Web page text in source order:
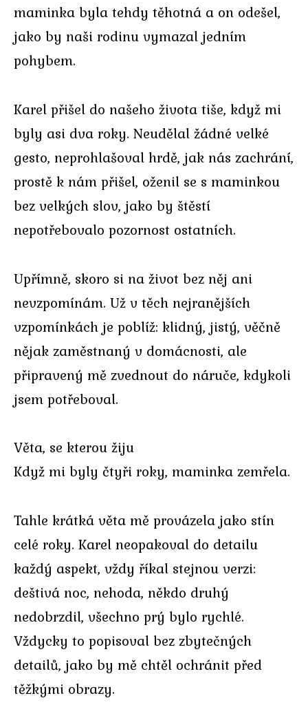
maminka byla tehdy těhotná a on odešel,
jako by naši rodinu vymazal jedním
pohybem.
Karel přišel do našeho života tiše, když mi
byly asi dva roky. Neudělal žádné velké
gesto, neprohlašoval hrdě, jak nás zachrání,
prostě k nám přišel, oženil se s maminkou
bez velkých slov, jako by štěstí
nepotřebovalo pozornost ostatních.
Upřímně, skoro si na život bez něj ani
nevzpomínám. Už v těch nejranějších
vzpomínkách je poblíž: klidný, jistý, věčně
nějak zaměstnaný v domácnosti, ale
připravený mě zvednout do náruče, kdykoli
jsem potřeboval.
Věta, se kterou žiju
Když mi byly čtyři roky, maminka zemřela.
Tahle krátká věta mě provázela jako stín
celé roky. Karel neopakoval do detailu
každý aspekt, vždy říkal stejnou verzi:
deštivá noc, nehoda, někdo druhý
nedobrzdil, všechno prý bylo rychlé.
Vždycky to popisoval bez zbytečných
detailů, jako by mě chtěl ochránit před
těžkými obrazy.